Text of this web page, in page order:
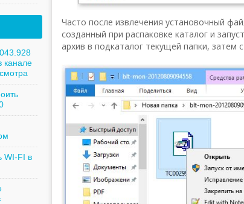
Часто после извлечения установочный
созданный при распаковке каталог и
архив в подкаталог текущей папки, затем
канале
WI-FI в